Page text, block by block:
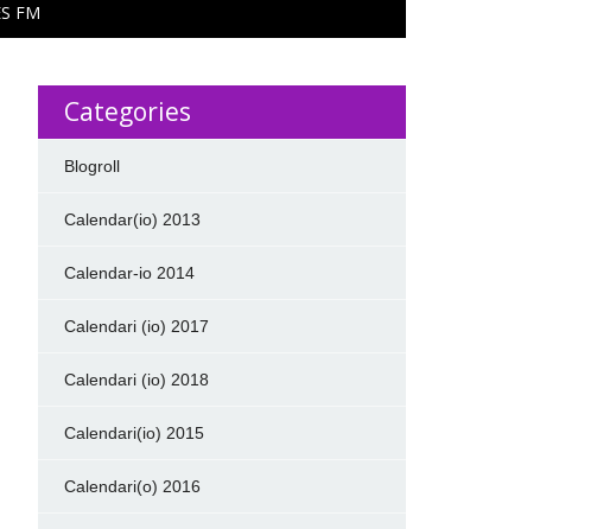
FM
Categories
Blogroll
Calendar(io) 2013
Calendar-io 2014
Calendari (io) 2017
Calendari (io) 2018
Calendari(io) 2015
Calendari(o) 2016